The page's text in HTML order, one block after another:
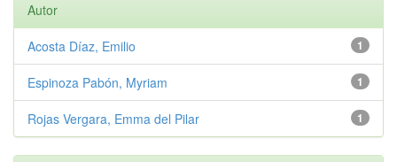
Autor
1
Acosta Díaz, Emilio
1
Espinoza Pabón, Myriam
1
Rojas Vergara, Emma del Pilar